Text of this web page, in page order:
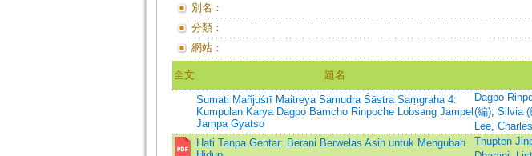
別名：
分類：
網站：
全文 題名
Sumati Mañjuśrī Maitreya Samudra Śāstra Saṃgraha 4:
Kumpulan Karya Dagpo Bamcho Rinpoche Lobsang Jampel
Jampa Gyatso
Dagpo
(編); Silvia (
Lee,
Hati Tanpa Gentar: Berani Berwelas Asih untuk Mengubah
Thupten